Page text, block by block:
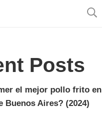
Posts
el mejor pollo frito en
Buenos Aires? (2024)